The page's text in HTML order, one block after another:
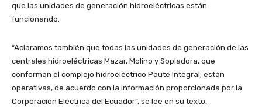
que las unidades de generación hidroeléctricas están
funcionando.
“Aclaramos también que todas las unidades de generación de las
centrales hidroeléctricas Mazar, Molino y Sopladora, que
conforman el complejo hidroeléctrico Paute Integral, están
operativas, de acuerdo con la información proporcionada por la
Corporación Eléctrica del Ecuador”, se lee en su texto.